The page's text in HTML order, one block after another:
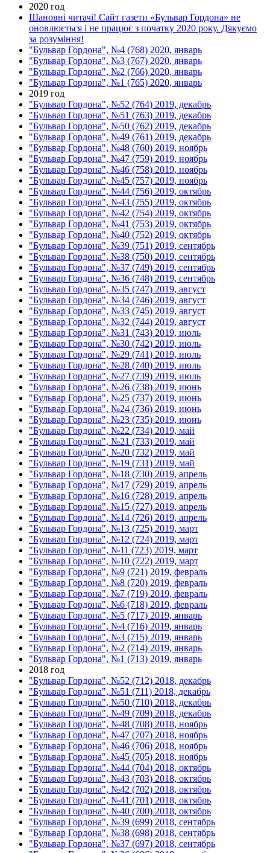
2020 год
Шановні читачі! Сайт газети «Бульвар Гордона» не
оновлюється і не працює з початку 2020 року. Дякуємо
за розуміння!
"Бульвар Гордона", №4 (768) 2020, январь
"Бульвар Гордона", №3 (767) 2020, январь
"Бульвар Гордона", №2 (766) 2020, январь
"Бульвар Гордона", №1 (765) 2020, январь
2019 год
"Бульвар Гордона", №52 (764) 2019, декабрь
"Бульвар Гордона", №51 (763) 2019, декабрь
"Бульвар Гордона", №50 (762) 2019, декабрь
"Бульвар Гордона", №49 (761) 2019, декабрь
"Бульвар Гордона", №48 (760) 2019, ноябрь
"Бульвар Гордона", №47 (759) 2019, ноябрь
"Бульвар Гордона", №46 (758) 2019, ноябрь
"Бульвар Гордона", №45 (757) 2019, ноябрь
"Бульвар Гордона", №44 (756) 2019, октябрь
"Бульвар Гордона", №43 (755) 2019, октябрь
"Бульвар Гордона", №42 (754) 2019, октябрь
"Бульвар Гордона", №41 (753) 2019, октябрь
"Бульвар Гордона", №40 (752) 2019, октябрь
"Бульвар Гордона", №39 (751) 2019, сентябрь
"Бульвар Гордона", №38 (750) 2019, сентябрь
"Бульвар Гордона", №37 (749) 2019, сентябрь
"Бульвар Гордона", №36 (748) 2019, сентябрь
"Бульвар Гордона", №35 (747) 2019, август
"Бульвар Гордона", №34 (746) 2019, август
"Бульвар Гордона", №33 (745) 2019, август
"Бульвар Гордона", №32 (744) 2019, август
"Бульвар Гордона", №31 (743) 2019, июль
"Бульвар Гордона", №30 (742) 2019, июль
"Бульвар Гордона", №29 (741) 2019, июль
"Бульвар Гордона", №28 (740) 2019, июль
"Бульвар Гордона", №27 (739) 2019, июль
"Бульвар Гордона", №26 (738) 2019, июнь
"Бульвар Гордона", №25 (737) 2019, июнь
"Бульвар Гордона", №24 (736) 2019, июнь
"Бульвар Гордона", №23 (735) 2019, июнь
"Бульвар Гордона", №22 (734) 2019, май
"Бульвар Гордона", №21 (733) 2019, май
"Бульвар Гордона", №20 (732) 2019, май
"Бульвар Гордона", №19 (731) 2019, май
"Бульвар Гордона", №18 (730) 2019, апрель
"Бульвар Гордона", №17 (729) 2019, апрель
"Бульвар Гордона", №16 (728) 2019, апрель
"Бульвар Гордона", №15 (727) 2019, апрель
"Бульвар Гордона", №14 (726) 2019, апрель
"Бульвар Гордона", №13 (725) 2019, март
"Бульвар Гордона", №12 (724) 2019, март
"Бульвар Гордона", №11 (723) 2019, март
"Бульвар Гордона", №10 (722) 2019, март
"Бульвар Гордона", №9 (721) 2019, февраль
"Бульвар Гордона", №8 (720) 2019, февраль
"Бульвар Гордона", №7 (719) 2019, февраль
"Бульвар Гордона", №6 (718) 2019, февраль
"Бульвар Гордона", №5 (717) 2019, январь
"Бульвар Гордона", №4 (716) 2019, январь
"Бульвар Гордона", №3 (715) 2019, январь
"Бульвар Гордона", №2 (714) 2019, январь
"Бульвар Гордона", №1 (713) 2019, январь
2018 год
"Бульвар Гордона", №52 (712) 2018, декабрь
"Бульвар Гордона", №51 (711) 2018, декабрь
"Бульвар Гордона", №50 (710) 2018, декабрь
"Бульвар Гордона", №49 (709) 2018, декабрь
"Бульвар Гордона", №48 (708) 2018, ноябрь
"Бульвар Гордона", №47 (707) 2018, ноябрь
"Бульвар Гордона", №46 (706) 2018, ноябрь
"Бульвар Гордона", №45 (705) 2018, ноябрь
"Бульвар Гордона", №44 (704) 2018, октябрь
"Бульвар Гордона", №43 (703) 2018, октябрь
"Бульвар Гордона", №42 (702) 2018, октябрь
"Бульвар Гордона", №41 (701) 2018, октябрь
"Бульвар Гордона", №40 (700) 2018, октябрь
"Бульвар Гордона", №39 (699) 2018, сентябрь
"Бульвар Гордона", №38 (698) 2018, сентябрь
"Бульвар Гордона", №37 (697) 2018, сентябрь